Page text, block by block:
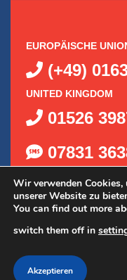
EUROPÄISCHE
(+49)
UNITED KINGDOM
01526
07831
© Delta Kits, Inc.
Wir verwenden Cookies,
unserer Website zu
You can find out more
switch them off in
Akzeptieren